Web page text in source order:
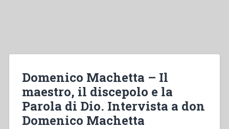
Domenico Machetta – Il
maestro, il discepolo e la
Parola di Dio. Intervista a don
Domenico Machetta